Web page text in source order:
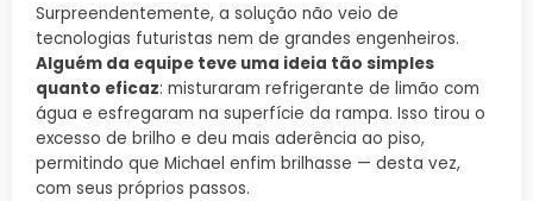
Surpreendentemente, a solução não veio de
tecnologias futuristas nem de grandes engenheiros.
Alguém da equipe teve uma ideia tão simples
quanto eficaz: misturaram refrigerante de limão com
água e esfregaram na superfície da rampa. Isso tirou o
excesso de brilho e deu mais aderência ao piso,
permitindo que Michael enfim brilhasse — desta vez,
com seus próprios passos.